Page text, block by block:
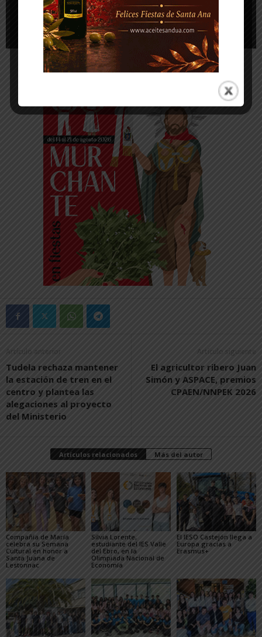
-- Publicidad --
Artículo anterior
Tudela rechaza mantener
la estación de tren en el
centro y plantea las
alegaciones al proyecto
del Ministerio
Artículo siguiente
El agricultor ribero Juan
Simón y ASPACE, premios
CPAEN/NNPEK 2026
Artículos relacionados Más del autor
Compañía de María
celebra su Semana
Cultural en honor a
Santa Juana de
Lestonnac
Silvia Lorente,
estudiante del IES Valle
del Ebro, en la
Olimpiada Nacional de
Economía
El IESO Castejón llega a
Europa gracias a
Erasmus+